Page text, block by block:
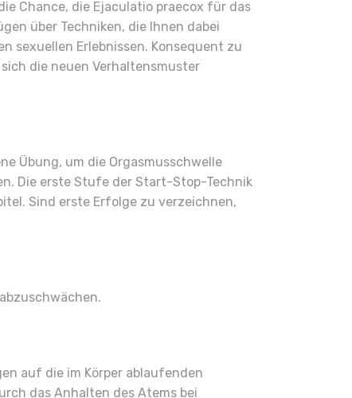
Chance, die Ejaculatio praecox für das
über Techniken, die Ihnen dabei
sexuellen Erlebnissen. Konsequent zu
die neuen Verhaltensmuster
Übung, um die Orgasmusschwelle
Die erste Stufe der Start-Stop-Technik
Sind erste Erfolge zu verzeichnen,
auf die im Körper ablaufenden
das Anhalten des Atems bei